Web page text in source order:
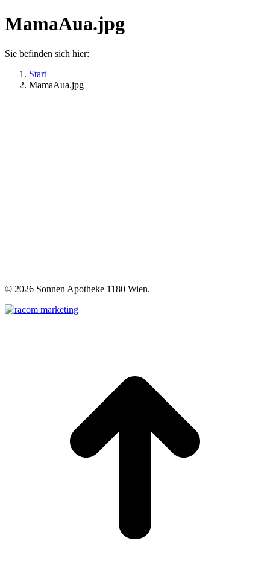
MamaAua.jpg
Sie befinden sich hier:
Start
MamaAua.jpg
© 2026 Sonnen Apotheke 1180 Wien.